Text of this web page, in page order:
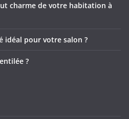
charme de votre habitation à
idéal pour votre salon ?
?